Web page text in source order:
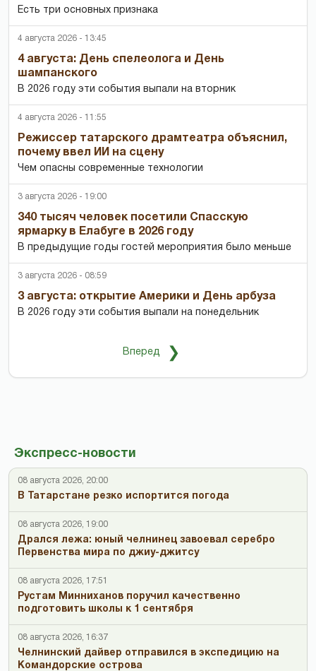
Экспресс-новости
08 августа 2026, 20:00
В Татарстане резко испортится погода
08 августа 2026, 19:00
Дрался лежа: юный челнинец завоевал серебро
Первенства мира по джиу-джитсу
08 августа 2026, 17:51
Рустам Минниханов поручил качественно
подготовить школы к 1 сентября
08 августа 2026, 16:37
Челнинский дайвер отправился в экспедицию на
Командорские острова
Есть три основных признака
4 августа 2026 - 13:45
4 августа: День спелеолога и День
шампанского
В 2026 году эти события выпали на вторник
4 августа 2026 - 11:55
Режиссер татарского драмтеатра объяснил,
почему ввел ИИ на сцену
Чем опасны современные технологии
3 августа 2026 - 19:00
340 тысяч человек посетили Спасскую
ярмарку в Елабуге в 2026 году
В предыдущие годы гостей мероприятия было меньше
3 августа 2026 - 08:59
3 августа: открытие Америки и День арбуза
В 2026 году эти события выпали на понедельник
Вперед ❯